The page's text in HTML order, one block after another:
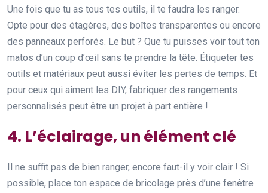
Une fois que tu as tous tes outils, il te faudra les ranger.
Opte pour des étagères, des boîtes transparentes ou encore
des panneaux perforés. Le but ? Que tu puisses voir tout ton
matos d’un coup d’œil sans te prendre la tête. Étiqueter tes
outils et matériaux peut aussi éviter les pertes de temps. Et
pour ceux qui aiment les DIY, fabriquer des rangements
personnalisés peut être un projet à part entière !
4. L’éclairage, un élément clé
Il ne suffit pas de bien ranger, encore faut-il y voir clair ! Si
possible, place ton espace de bricolage près d’une fenêtre